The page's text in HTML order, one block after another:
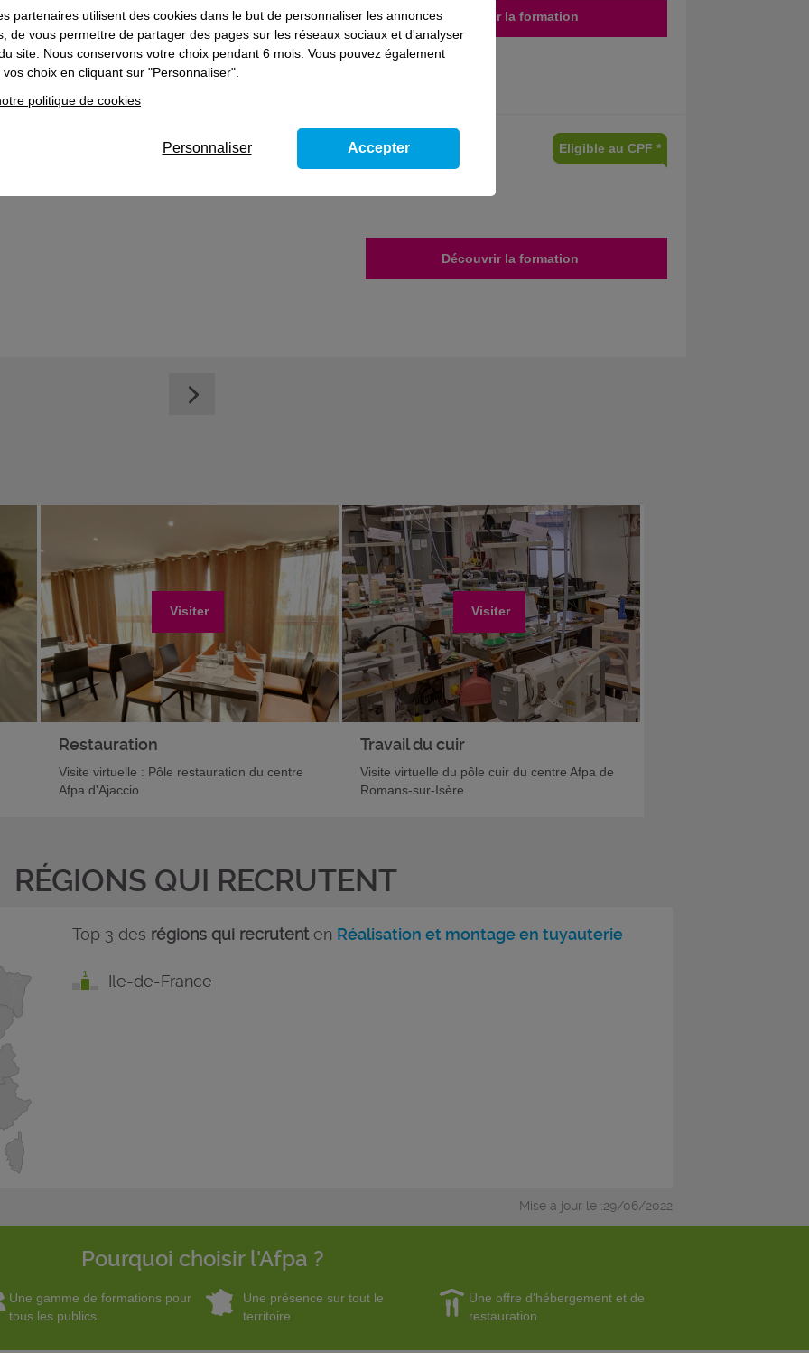
Découvrir la formation
et de matériels de chantier et de
Eligible au CPF *
Découvrir la formation
Visiter
Restauration
Visite virtuelle : Pôle restauration du centre
Afpa d'Ajaccio
Visiter
Travail du cuir
Visite virtuelle du pôle cuir du centre Afpa de
Romans-sur-Isère
RÉGIONS QUI RECRUTENT
Top 3 des régions qui recrutenten Réalisation et montage en tuyauterie
Ile-de-France
Mise à jour le :29/06/2022
Pourquoi choisir l'Afpa ?
Une gamme de formations pour
tous les publics
Une présence sur tout le
territoire
Une offre d'hébergement et de
restauration
partenaires utilisent des cookies dans le but de personnaliser les annonces
de vous permettre de partager des pages sur les réseaux sociaux et d'analyser
site. Nous conservons votre choix pendant 6 mois. Vous pouvez également
choix en cliquant sur "Personnaliser".
politique de cookies
Personnaliser Accepter